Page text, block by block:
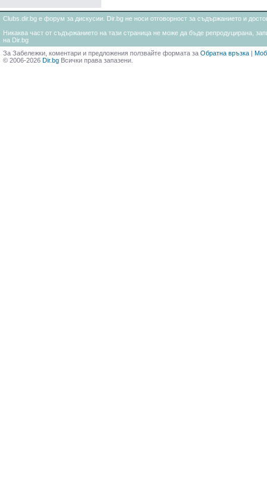
Clubs.dir.bg е форум за дискусии. Dir.bg не носи отговорност за съдържанието и
Никаква част от съдържанието на тази страница не може да бъде репродуцирана,
на Dir.bg
За Забележки, коментари и предложения ползвайте формата за Обратна връзка |
© 2006-2026 Dir.bg Всички права запазени.